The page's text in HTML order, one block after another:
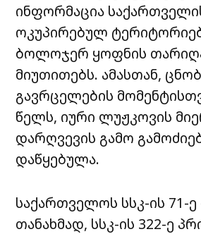
ინფორმაცია
ოკუპირებულ
ბოლოჯერ ყოფნის
მიუთითებს. ამასთან,
გავრცელების
წელს, იური ლუჟკოვის
დარღვევის გამო
დაწყებულა.
საქართველოს სსკ-ის 71-
თანახმად, სსკ-ის 322-ე